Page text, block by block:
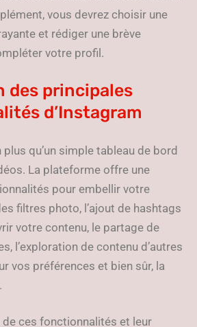
vous devrez choisir une
et rédiger une brève
votre profil.
des principales
d’Instagram
qu’un simple tableau de bord
La plateforme offre une
pour embellir votre
filtres photo, l’ajout de hashtags
votre contenu, le partage de
l’exploration de contenu d’autres
vos préférences et bien sûr, la
ces fonctionnalités et leur